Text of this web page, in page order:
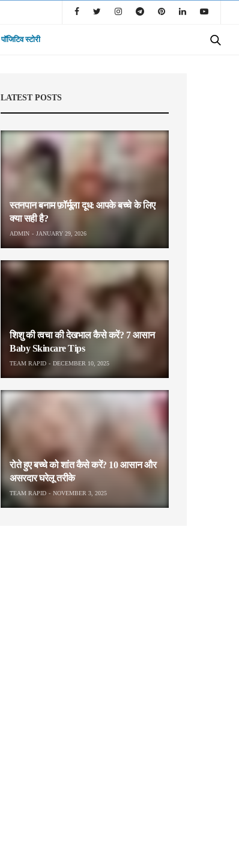
पॉजिटिव स्टोरी
LATEST POSTS
स्तनपान बनाम फ़ॉर्मूला दूध: आपके बच्चे के लिए
क्या सही है?
ADMIN JANUARY 29, 2026
शिशु की त्वचा की देखभाल कैसे करें? 7 आसान
Baby Skincare Tips
TEAM RAPID DECEMBER 10, 2025
रोते हुए बच्चे को शांत कैसे करें? 10 आसान और
असरदार घरेलू तरीके
TEAM RAPID NOVEMBER 3, 2025